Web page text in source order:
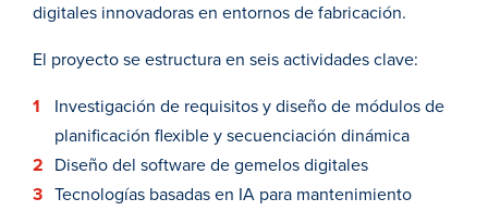
digitales innovadoras en entornos de fabricación.
El proyecto se estructura en seis actividades clave:
Investigación de requisitos y diseño de módulos de
planificación flexible y secuenciación dinámica
Diseño del software de gemelos digitales
Tecnologías basadas en IA para mantenimiento